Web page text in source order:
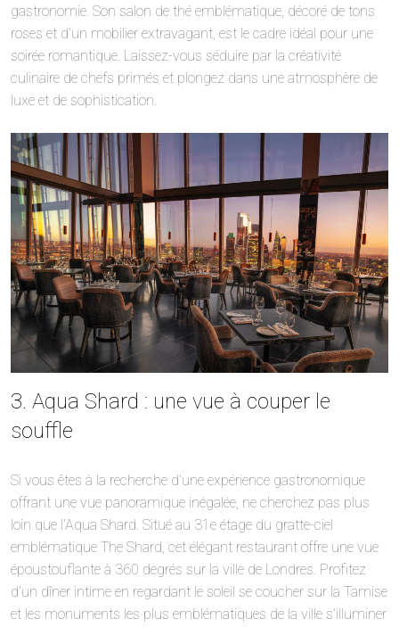
gastronomie. Son salon de thé emblématique, décoré de tons
roses et d’un mobilier extravagant, est le cadre idéal pour une
soirée romantique. Laissez-vous séduire par la créativité
culinaire de chefs primés et plongez dans une atmosphère de
luxe et de sophistication.
3. Aqua Shard : une vue à couper le
souffle
Si vous êtes à la recherche d’une expérience gastronomique
offrant une vue panoramique inégalée, ne cherchez pas plus
loin que l’Aqua Shard. Situé au 31e étage du gratte-ciel
emblématique The Shard, cet élégant restaurant offre une vue
époustouflante à 360 degrés sur la ville de Londres. Profitez
d’un dîner intime en regardant le soleil se coucher sur la Tamise
et les monuments les plus emblématiques de la ville s’illuminer